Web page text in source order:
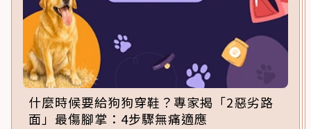
什麼時候要給狗狗穿鞋？專家揭「2惡劣路
面」最傷腳掌：4步驟無痛適應